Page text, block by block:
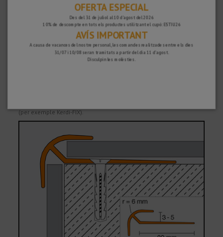
anys de garantia a tots els nostres productes.
Descripció
Perfil de subhasta de cantonades de la paret exterior, que també
(per exemple Kerdi-FIX).
OFERTA ESPECIAL
Des del 31 de juliol al 10 d'agost del 2026
10% de descompte en tots els productes utilitzant el cupó: ESTIU26
AVÍS IMPORTANT
A causa de vacances del nostre personal, les comandes realitzades entre els dies
31/07 i 10/08 seran tramitats a partir del dia 11 d'agost.
Disculpin les molèsties.